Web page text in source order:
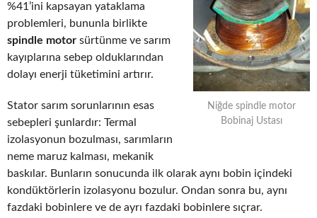
Niğde spindle motor
Bobinaj Ustası
%41’ini kapsayan yataklama
problemleri, bununla birlikte
spindle motor sürtünme ve sarım
kayıplarına sebep olduklarından
dolayı enerji tüketimini artırır.
Stator sarım sorunlarının esas
sebepleri şunlardır: Termal
izolasyonun bozulması, sarımların
neme maruz kalması, mekanik
baskılar. Bunların sonucunda ilk olarak aynı bobin içindeki
kondüktörlerin izolasyonu bozulur. Ondan sonra bu, aynı
fazdaki bobinlere ve de ayrı fazdaki bobinlere sıçrar.